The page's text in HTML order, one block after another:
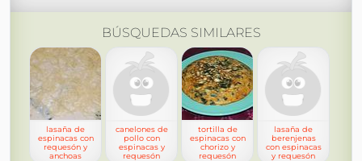
BÚSQUEDAS SIMILARES
lasaña de
espinacas con
requesón y
anchoas
canelones de
pollo con
espinacas y
requesón
tortilla de
espinacas con
chorizo y
requesón
lasaña de
berenjenas
con espinacas
y requesón